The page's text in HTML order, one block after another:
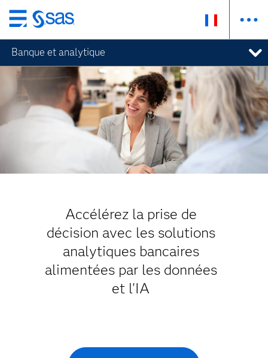
Passer
au
contenu
principal
Banque et analytique
Accélérez la prise de
décision avec les solutions
analytiques bancaires
alimentées par les données
et l'IA